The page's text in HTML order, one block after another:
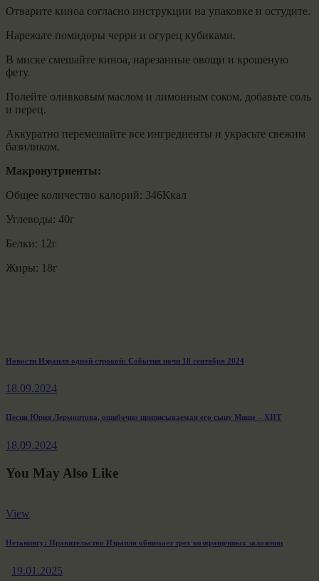
Отварите киноа согласно инструкции на упаковке и остудите.
Нарежьте помидоры черри и огурец кубиками.
В миске смешайте киноа, нарезанные овощи и крошеную
фету.
Полейте оливковым маслом и лимонным соком, добавьте соль
и перец.
Аккуратно перемешайте все ингредиенты и украсьте свежим
базиликом.
Макронутриенты:
Общее количество калорий: 346Ккал
Углеводы: 40г
Белки: 12г
Жиры: 18г
Навигация
по
Previous
Новости Израиля одной строкой: События ночи 18 сентября 2024
18.09.2024
Next
Песня Юрия Лермонтова, ошибочно приписываемая его сыну Мише – ХИТ
18.09.2024
You May Also Like
View
Нетаниягу: Правительство Израиля обнимает трех возвращенных заложниц
19.01.2025